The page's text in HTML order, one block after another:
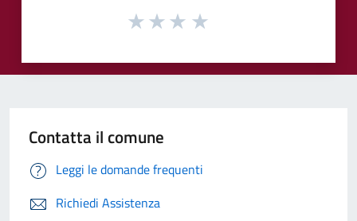
Contatta il comune
Leggi le domande frequenti
Richiedi Assistenza